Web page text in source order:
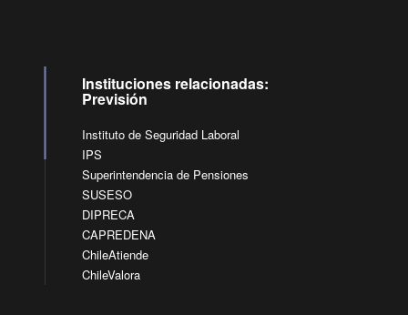
Instituciones relacionadas:
Previsión
Instituto de Seguridad Laboral
IPS
Superintendencia de Pensiones
SUSESO
DIPRECA
CAPREDENA
ChileAtiende
ChileValora